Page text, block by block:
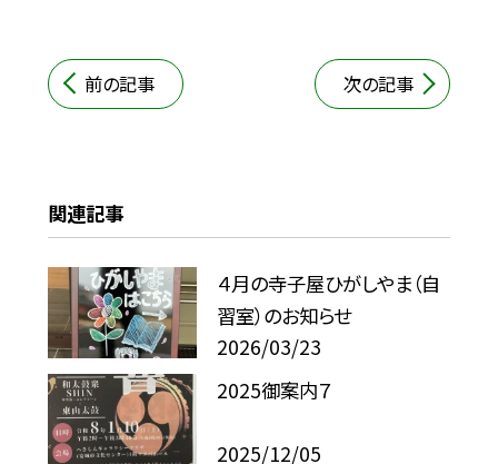
前の記事 次の記事
関連記事
４月の寺子屋ひがしやま（自
習室）のお知らせ
2026/03/23
2025御案内７
2025/12/05